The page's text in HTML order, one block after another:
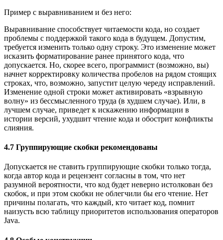
Пример с выравниванием и без него:
Выравнивание способствует читаемости кода, но создает
проблемы с поддержкой такого кода в будущем. Допустим,
требуется изменить только одну строку. Это изменение может
исказить форматирование ранее принятого кода, что
допускается. Но, скорее всего, программист (возможно, вы)
начнет корректировку количества пробелов на рядом стоящих
строках, что, возможно, запустит целую череду исправлений.
Изменение одной строки может активировать «взрывную
волну» из бессмысленного труда (в худшем случае). Или, в
лучшем случае, приведет к искажению информации в
истории версий, ухудшит чтение кода и обострит конфликты
слияния.
4.7 Группирующие скобки рекомендованы
Допускается не ставить группирующие скобки только тогда,
когда автор кода и рецензент согласны в том, что нет
разумной вероятности, что код будет неверно истолкован без
скобок, и при этом скобки не облегчили бы его чтение. Нет
причины полагать, что каждый, кто читает код, помнит
наизусть всю таблицу приоритетов использования операторов
Java.